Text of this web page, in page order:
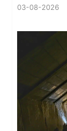
03-08-2026